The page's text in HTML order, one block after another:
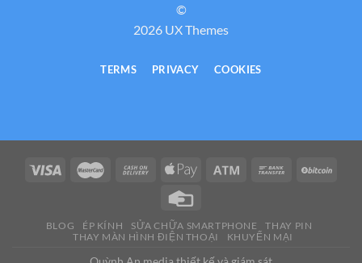
©
2026 UX Themes
TERMS PRIVACY COOKIES
BLOG ÉP KÍNH SỬA CHỮA SMARTPHONE
THAY PIN
THAY MÀN HÌNH ĐIỆN THOẠI
KHUYẾN MẠI